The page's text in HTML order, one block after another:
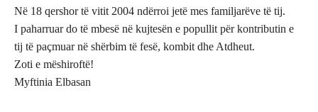
Në 18 qershor të vitit 2004 ndërroi jetë mes familjarëve të tij.
I paharruar do të mbesë në kujtesën e popullit për kontributin e
tij të paçmuar në shërbim të fesë, kombit dhe Atdheut.
Zoti e mëshiroftë!
Myftinia Elbasan